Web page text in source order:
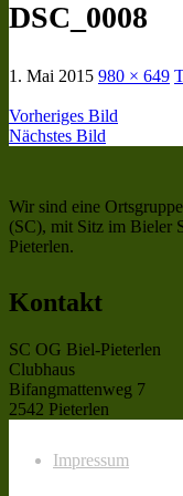
DSC_0008
1. Mai 2015 980 × 649
Vorheriges Bild
Nächstes Bild
Wir sind eine
(SC), mit Sitz im Bieler
Pieterlen.
Kontakt
SC OG Biel-Pieterlen
Clubhaus
Bifangmattenweg 7
2542 Pieterlen
Impressum